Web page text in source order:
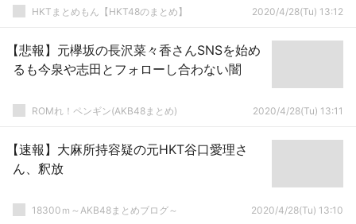
HKTまとめもん【HKT48のまとめ】 2020/4/28(Tu) 13:12
【悲報】元欅坂の長沢菜々香さんSNSを始め
るも今泉や志田とフォローし合わない闇
ROMれ！ペンギン(AKB48まとめ) 2020/4/28(Tu) 13:11
【速報】大麻所持容疑の元HKT谷口愛理さ
ん、釈放
18300ｍ～AKB48まとめブログ～ 2020/4/28(Tu) 13:10